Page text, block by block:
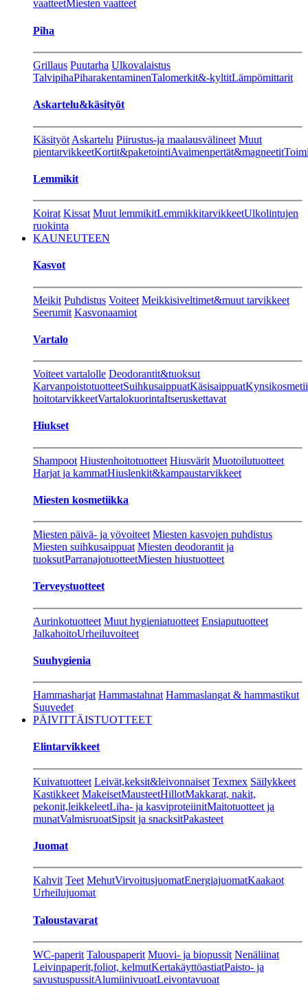
vaatteetMiesten vaatteet
Piha
Grillaus Puutarha Ulkovalaistus
TalvipihaPiharakentaminenTalomerkit&-kyltitLämpömittarit
Askartelu&käsityöt
Käsityöt Askartelu Piirustus-ja maalausvälineet Muut
pientarvikkeetKortit&paketointiAvaimenpertät&magneetit
Lemmikit
Koirat Kissat Muut lemmikitLemmikkitarvikkeetUlkolintujen
ruokinta
KAUNEUTEEN
Kasvot
Meikit Puhdistus Voiteet Meikkisiveltimet&muut tarvikkeet
Seerumit Kasvonaamiot
Vartalo
Voiteet vartalolle Deodorantit&tuoksut
KarvanpoistotuotteetSuihkusaippuatKäsisaippuat
hoitotarvikkeetVartalokuorintaItseruskettavat
Hiukset
Shampoot Hiustenhoitotuotteet Hiusvärit Muotoilutuotteet
Harjat ja kammatHiuslenkit&kampaustarvikkeet
Miesten kosmetiikka
Miesten päivä- ja yövoiteet Miesten kasvojen puhdistus
Miesten suihkusaippuat Miesten deodorantit ja
tuoksutParranajotuotteetMiesten hiustuotteet
Terveystuotteet
Aurinkotuotteet Muut hygieniatuotteet Ensiaputuotteet
JalkahoitoUrheiluvoiteet
Suuhygienia
Hammasharjat Hammastahnat Hammaslangat & hammastikut
Suuvedet
PÄIVITTÄISTUOTTEET
Elintarvikkeet
Kuivatuotteet Leivät,keksit&leivonnaiset Texmex Säilykkeet
Kastikkeet MakeisetMausteetHillotMakkarat, nakit,
pekonit,leikkeleetLiha- ja kasviproteiinitMaitotuotteet ja
munatValmisruoatSipsit ja snacksitPakasteet
Juomat
Kahvit Teet MehutVirvoitusjuomatEnergiajuomatKaakaot
Urheilujuomat
Taloustavarat
WC-paperit Talouspaperit Muovi- ja biopussit Nenäliinat
Leivinpaperit,foliot, kelmutKertakäyttöastiatPaisto- ja
savustuspussitAlumiinivuoatLeivontavuoat